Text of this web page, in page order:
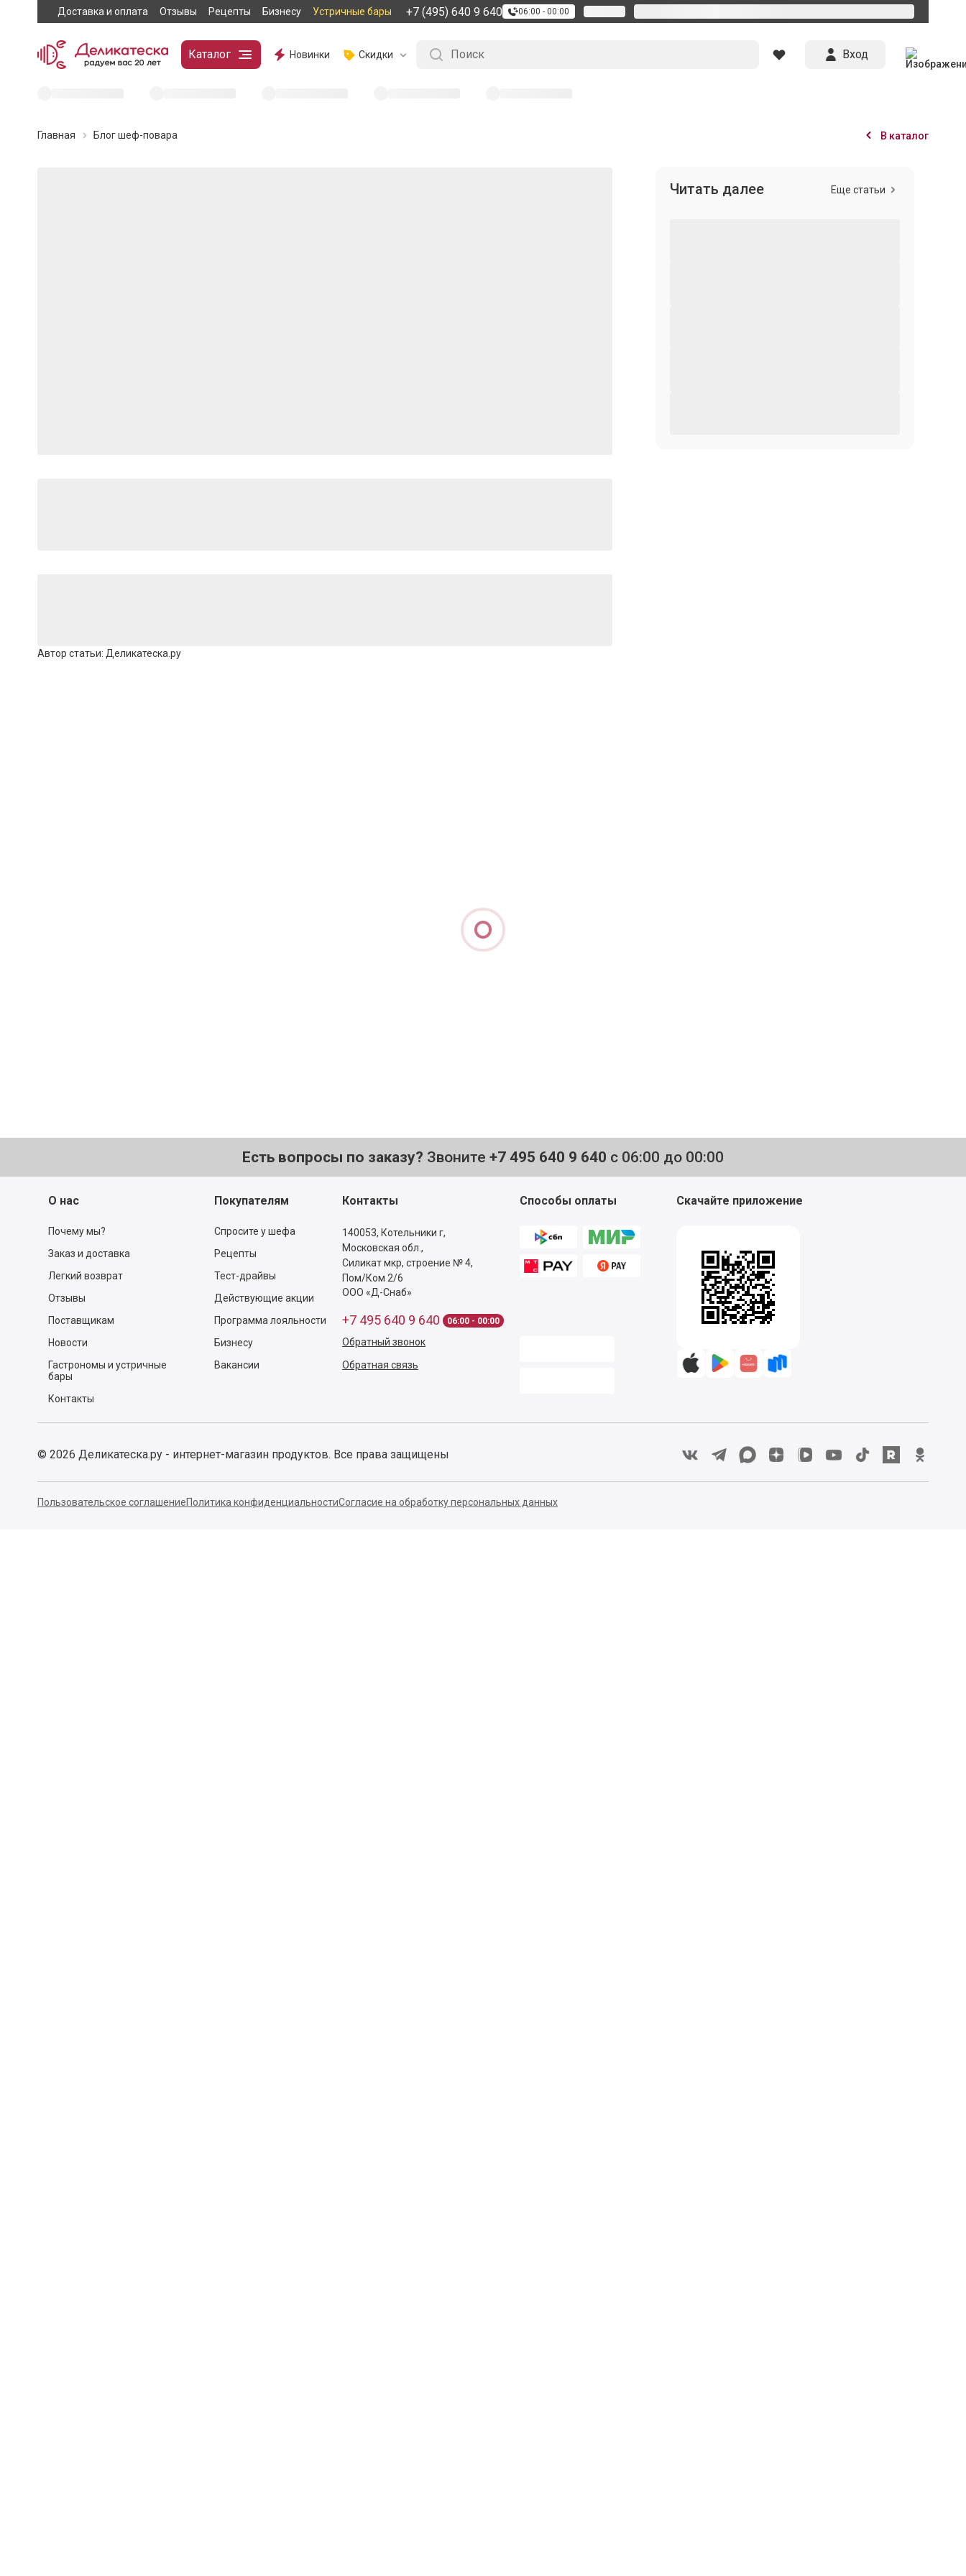
Доставка и оплата Отзывы Рецепты Бизнесу Устричные бары +7 (495) 640 9 640 06:00 - 00:00
Каталог Новинки Скидки Вход
Главная Блог шеф-повара В каталог
Автор статьи: Деликатеска.ру
Читать далее Еще статьи
Есть вопросы по заказу? Звоните +7 495 640 9 640 с 06:00 до 00:00
О нас
Почему мы?
Заказ и доставка
Легкий возврат
Отзывы
Поставщикам
Новости
Гастрономы и устричные
бары
Контакты
Покупателям
Спросите у шефа
Рецепты
Тест-драйвы
Действующие акции
Программа лояльности
Бизнесу
Вакансии
Контакты
140053, Котельники г,
Московская обл.,
Силикат мкр, строение № 4,
Пом/Ком 2/6
ООО «Д-Снаб»
+7 495 640 9 640 06:00 - 00:00
Обратный звонок
Обратная связь
Способы оплаты Скачайте приложение
© 2026 Деликатеска.ру - интернет-магазин продуктов. Все права защищены
Пользовательское соглашениеПолитика конфиденциальностиСогласие на обработку персональных данных